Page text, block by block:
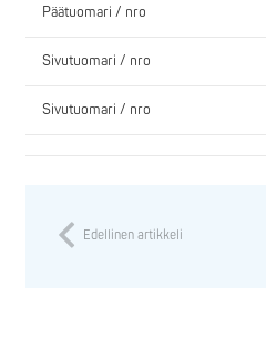
Päätuomari / nro
Sivutuomari / nro
Sivutuomari / nro
Edellinen artikkeli